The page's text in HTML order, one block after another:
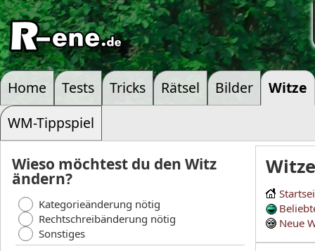
Home Tests Tricks Rätsel Bilder
Witze
WM-Tippspiel
Witze
Neue
Wieso möchtest du den Witz
ändern?
Kategorieänderung nötig
Rechtschreibänderung nötig
Sonstiges